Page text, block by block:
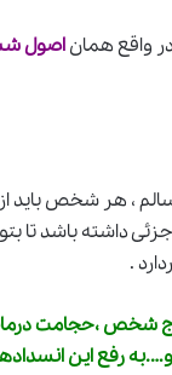
واقع هماناصول
، هر شخص باید
داشته باشد تا
.
شخص ،حجامت
و….به رفع این